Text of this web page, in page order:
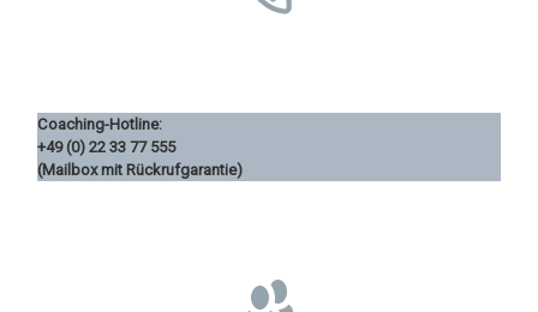
Coaching-Hotline:
+49 (0) 22 33 77 555
(Mailbox mit Rückrufgarantie)